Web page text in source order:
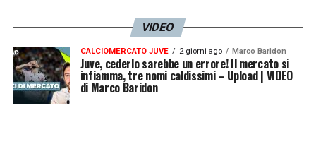
VIDEO
CALCIOMERCATO JUVE 2 giorni ago Marco Baridon
Juve, cederlo sarebbe un errore! Il mercato si
infiamma, tre nomi caldissimi – Upload | VIDEO
di Marco Baridon